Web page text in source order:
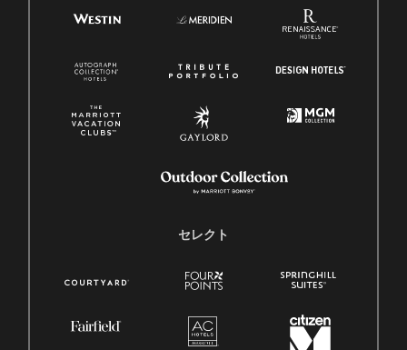
セレクト